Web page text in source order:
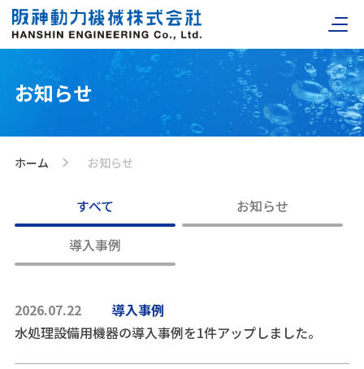
お知らせ
ホーム お知らせ
すべて
お知らせ
導入事例
2026.07.22
導入事例
水処理設備用機器の導入事例を1件アップしました。